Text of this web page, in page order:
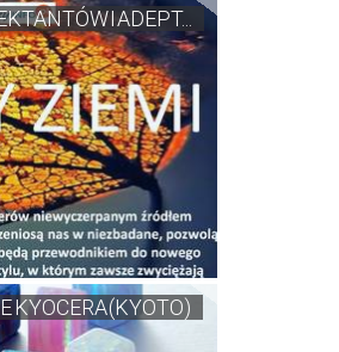
I ADEPT...
KYOCERA (KYOTO)